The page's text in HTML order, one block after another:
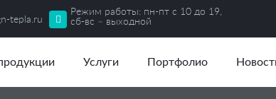
tepla.ru
Режим работы: пн-пт с 10 до 19,
сб-вс – выходной
Услуги Портфолио